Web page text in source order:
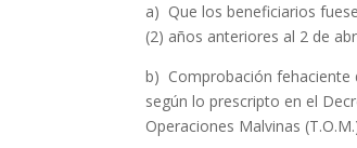
a) Que los beneficiarios
(2) años anteriores al 2 de
b) Comprobación fehaciente
según lo prescripto en el
Operaciones Malvinas